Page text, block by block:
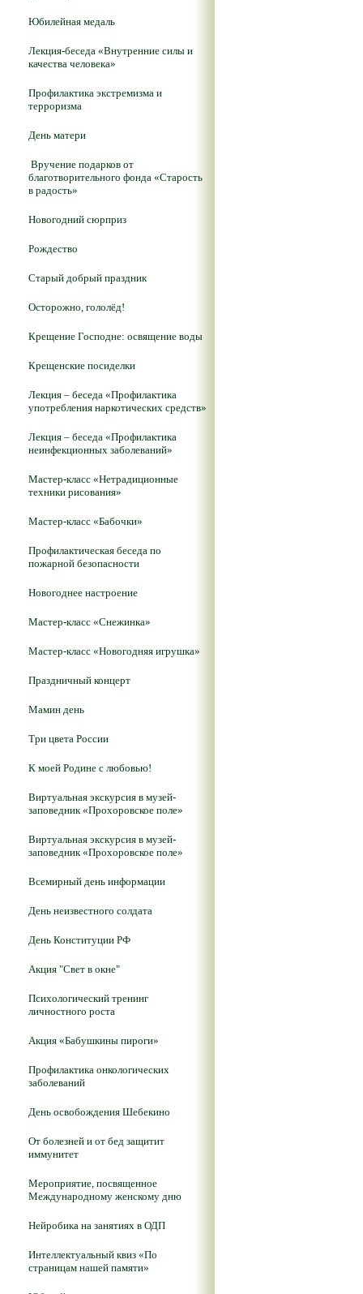
Юбилейная медаль
Лекция-беседа «Внутренние силы и
качества человека»
Профилактика экстремизма и
терроризма
День матери
Вручение подарков от
благотворительного фонда «Старость
в радость»
Новогодний сюрприз
Рождество
Старый добрый праздник
Осторожно, гололёд!
Крещение Господне: освящение воды
Крещенские посиделки
Лекция – беседа «Профилактика
употребления наркотических средств»
Лекция – беседа «Профилактика
неинфекционных заболеваний»
Мастер-класс «Нетрадиционные
техники рисования»
Мастер-класс «Бабочки»
Профилактическая беседа по
пожарной безопасности
Новогоднее настроение
Мастер-класс «Снежинка»
Мастер-класс «Новогодняя игрушка»
Праздничный концерт
Мамин день
Три цвета России
К моей Родине с любовью!
Виртуальная экскурсия в музей-
заповедник «Прохоровское поле»
Виртуальная экскурсия в музей-
заповедник «Прохоровское поле»
Всемирный день информации
День неизвестного солдата
День Конституции РФ
Акция "Свет в окне"
Психологический тренинг
личностного роста
Акция «Бабушкины пироги»
Профилактика онкологических
заболеваний
День освобождения Шебекино
От болезней и от бед защитит
иммунитет
Мероприятие, посвященное
Международному женскому дню
Нейробика на занятиях в ОДП
Интеллектуальный квиз «По
страницам нашей памяти»